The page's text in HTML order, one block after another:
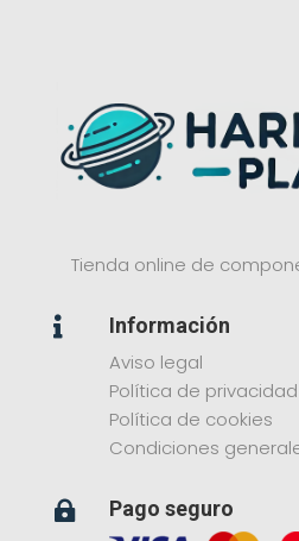
Tienda online de

Información
Aviso legal
Política de privacidad
Política de cookies
Condiciones
 Pago seguro